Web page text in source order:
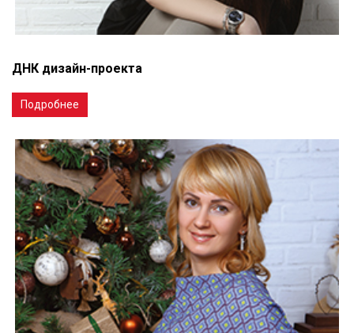
ДНК дизайн-проекта
Подробнее